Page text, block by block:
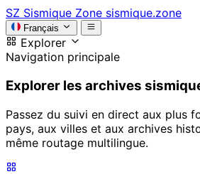
SZ Sismique Zone sismique.zone
Français
Explorer
Navigation principale
Explorer les archives
Passez du suivi en direct aux plus
pays, aux villes et aux archives
même routage multilingue.